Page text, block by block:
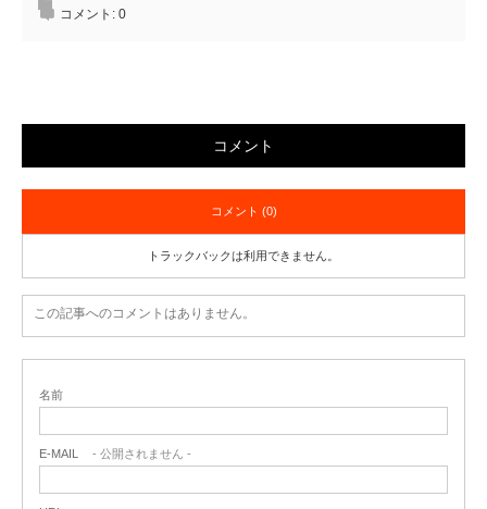
コメント: 0
コメント
コメント (0)
トラックバックは利用できません。
この記事へのコメントはありません。
名前
E-MAIL - 公開されません -